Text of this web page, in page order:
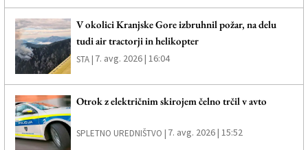
V okolici Kranjske Gore izbruhnil požar, na delu
tudi air tractorji in helikopter
STA | 7. avg. 2026 | 16:04
Otrok z električnim skirojem čelno trčil v avto
SPLETNO UREDNIŠTVO | 7. avg. 2026 | 15:52